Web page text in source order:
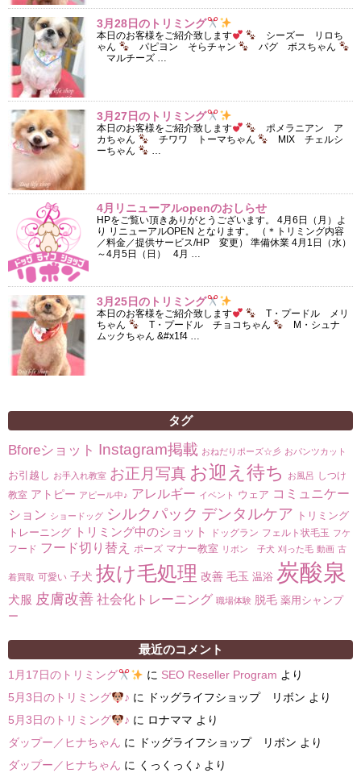
3月28日のトリミング
本日のお客様をご紹介致します
シーズー リロち
ゃん
パピヨン そらチャン
パグ ボスちゃん
マルチーズ …
3月27日のトリミング
本日のお客様をご紹介致します
ポメラニアン ア
カちゃん
チワワ トーマちゃん
MIX チェルシ
ーちゃん
…
4月リニューアルopenのおしらせ
HPをご覧い頂きありがとうございます。 4月6日（月）よ
り リニューアルOPEN となります。 （＊トリミング内容
／料金／提供サービス/HP 変更） 準備休業 4月1日（水）
～4月5日（日） 4月 …
3月25日のトリミング
本日のお客様をご紹介致します
T・プードル メリ
ちゃん
T・プードル チョコちゃん
M・シュナ
ムックちゃん &#x1f4 …
タグ
Bforeショット Instagram掲載 おねだりポーズ☆彡 おパンツカット
お引越し お手入れ教室 お正月写真 お迎え待ち お風呂 しつけ
教室 アトピー アピール中♪ アレルギー イベント ウェア コミュニケー
ション ショードッグ シルクパック デンタルケア
トリミング
トレーニング
トリミング中のショット ドッグラン フェルト状毛玉 フケ
フード フード切り替え ポーズ マナー教室 リボン 子犬 刈った毛 動画 古
着買取 可愛い 子犬 抜け毛処理 改善 毛玉 温浴 炭酸泉
犬服 皮膚改善 社会化トレーニング 職場体験 脱毛 薬用シャンプ
ー
最近のコメント
1月17日のトリミング に SEO Reseller Program より
5月3日のトリミング
♪ に ドッグライフショップ リボン より
5月3日のトリミング
♪ に ロナママ より
ダップー／ヒナちゃん に ドッグライフショップ リボン より
ダップー／ヒナちゃん に くっくっく♪ より